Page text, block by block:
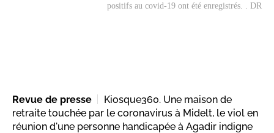
positifs au covid-19 ont été enregistrés. . DR
Revue de presse
Kiosque360. Une maison de
retraite touchée par le coronavirus à Midelt, le viol en
réunion d'une personne handicapée à Agadir indigne